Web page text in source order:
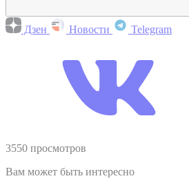
Дзен Новости Telegram
3550 просмотров
Вам может быть интересно